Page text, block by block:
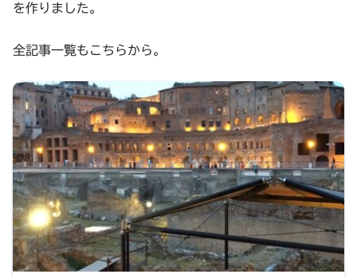
を作りました。
全記事一覧もこちらから。